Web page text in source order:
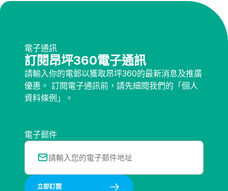
電子通訊
訂閱昂坪360電子通訊
請輸入你的電郵以獲取昂坪360的最新消息及推廣
優惠。 訂閱電子通訊前，請先細閱我們的「個人
資料條例」。
電子郵件
立即訂閲